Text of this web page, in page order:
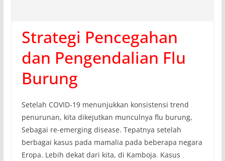
Strategi Pencegahan
dan Pengendalian Flu
Burung
Setelah COVID-19 menunjukkan konsistensi trend
penurunan, kita dikejutkan munculnya flu burung,
Sebagai re-emerging disease. Tepatnya setelah
berbagai kasus pada mamalia pada beberapa negara
Eropa. Lebih dekat dari kita, di Kamboja. Kasus